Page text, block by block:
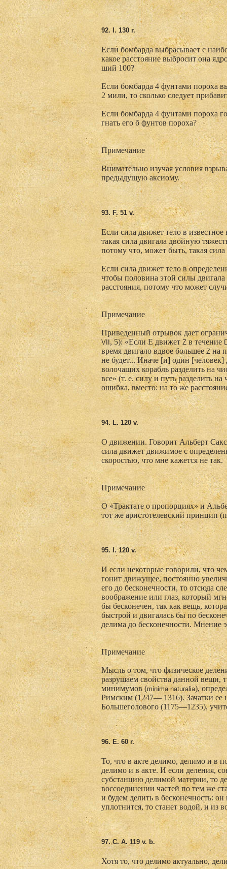
92. I. 130 r.
Если бомбарда выбрасывает с
какое расстояние выбросит она
ший 100?
Если бомбарда 4 фунтами пороха
2 мили, то сколько следует
Если бомбарда 4 фунтами пороха
гнать его б фунтов пороха?
Примечание
Внимательно изучая условия
предыдущую аксиому.
93. F. 51 v.
Если сила движет тело в известное
такая сила двигала двойную
потому что, может быть, такая
Если сила движет тело в
чтобы половина этой силы
расстояния, потому что может
Примечание
Приведенный отрывок дает
VII, 5): «Если Е движетZв течение
время двигало вдвое большееZна
не будет... Иначе [и] один
волочащих корабль разделить на
все» (т. е. силу и путь разделить
ошибка, вместо: на то же
94. L. 120 v.
О движении. Говорит Альберт
сила движет движимое с
скоростью, что мне кажется не так.
Примечание
О «Трактате о пропорциях» и
тот же аристотелевский принцип
95. I. 120 v.
И если некоторые говорили, что
гонит движущее, постоянно
его до бесконечности, то отсюда
воображение или глаз, который
бы бесконечен, так как вещь,
быстрой и двигалась бы по
делима до бесконечности. Мнение
Примечание
Мысль о том, что физическое
разрушаем свойства данной вещи,
минимумов (minima naturalia),
Римским (1247— 1316). Зачатки ее
Большеголового (1175—1235),
96. E. 60 r.
То, что в акте делимо, делимо и в
делимо и в акте. И если деления,
субстанцию делимой материи, то
воссоединении частей по тем же
и будем делить в бесконечность:
уплотнится, то станет водой, и из
97. C. A. 119 v. b.
Хотя то, что делимо актуально,